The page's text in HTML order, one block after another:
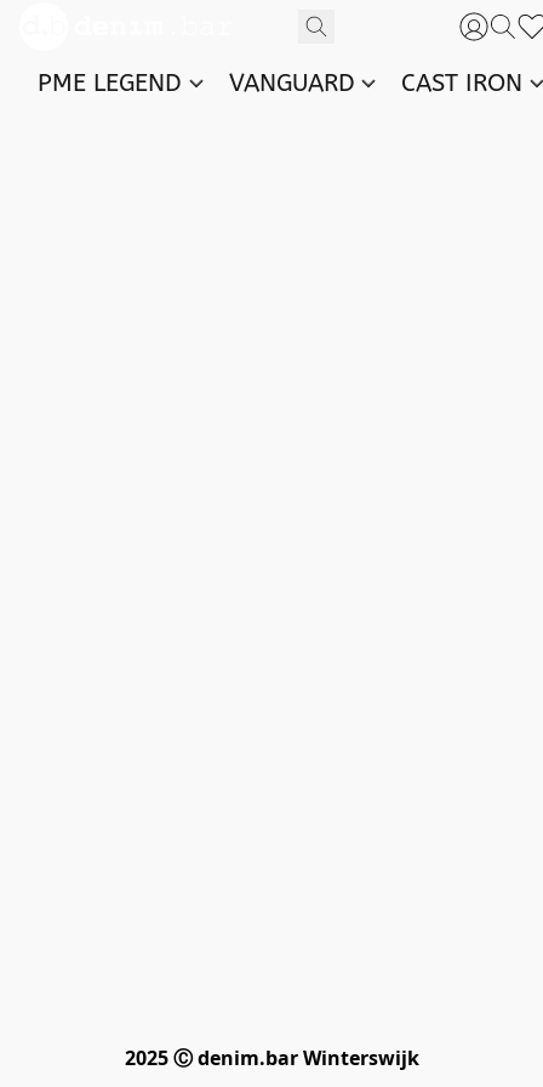
PME LEGEND VANGUARD CAST IRON
2025 Ⓒ denim.bar Winterswijk